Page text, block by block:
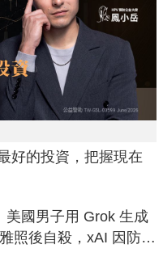
好的投資，把握現在
美國男子用 Grok 生成
照後自殺，xAI 因防護